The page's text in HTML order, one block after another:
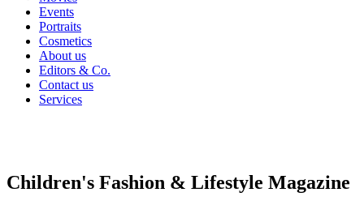
Events
Portraits
Cosmetics
About us
Editors & Co.
Contact us
Services
Children's Fashion & Lifestyle Magazine